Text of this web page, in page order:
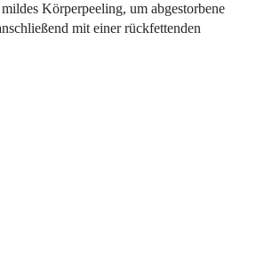
Körperpeeling, um abgestorbene
mit einer rückfettenden